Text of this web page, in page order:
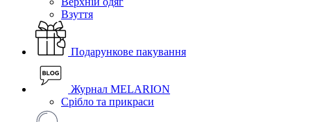
Взуття
Подарункове пакування
Журнал MELARION
Срібло та прикраси